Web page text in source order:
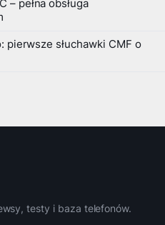
– pełna obsługa
pierwsze słuchawki CMF o
testy i baza telefonów.